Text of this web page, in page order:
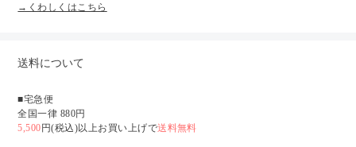
→くわしくはこちら
送料について
■宅急便
全国一律 880円
5,500 円(税込)以上お買い上げで送料無料